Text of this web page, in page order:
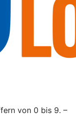
von 0 bis 9. –